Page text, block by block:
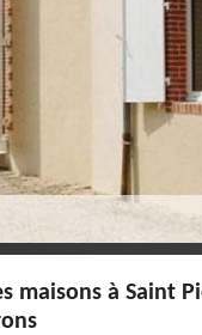
maisons à Saint